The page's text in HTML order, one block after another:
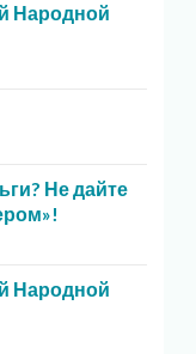
Народной
Не дайте
Народной